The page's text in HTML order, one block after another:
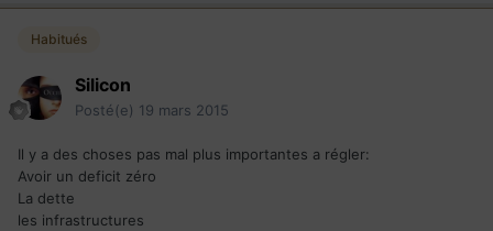
Habitués
Silicon
Posté(e) 19 mars 2015
Il y a des choses pas mal plus importantes a régler:
Avoir un deficit zéro
La dette
les infrastructures